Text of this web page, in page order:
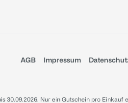
AGB Impressum
30.09.2026. Nur ein Gutschein pro Einkauf